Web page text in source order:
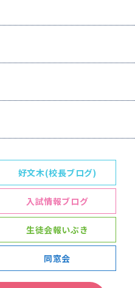
好文木(校長ブログ)
入試情報ブログ
生徒会報いぶき
同窓会